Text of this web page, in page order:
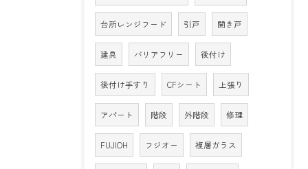
台所レンジフード 引戸 開き戸
建具 バリアフリー 後付け
後付け手すり CFシート 上張り
アパート 階段 外階段 修理
FUJIOH フジオー 複層ガラス